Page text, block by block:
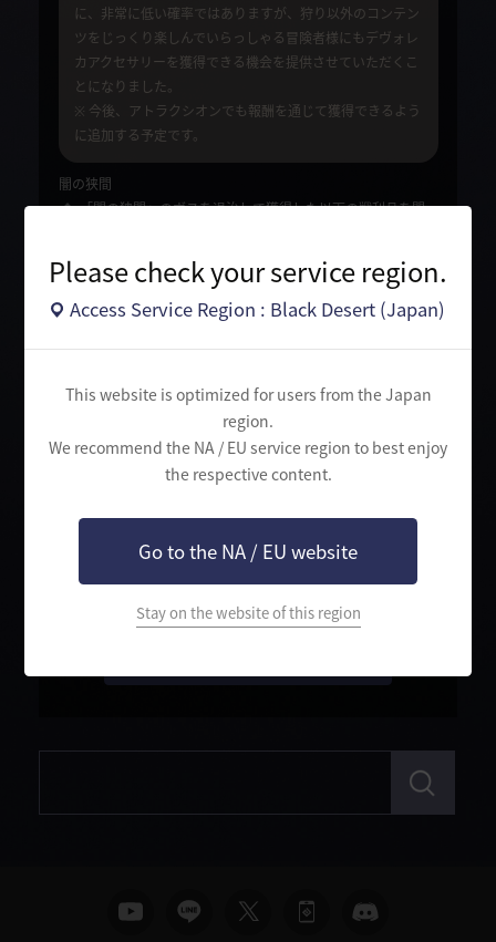
Please check your service region.
Access Service Region : Black Desert (Japan)
This website is optimized for users from the Japan
region.
We recommend the NA / EU service region to best enjoy
the respective content.
Go to the NA / EU website
Stay on the website of this region
に、非常に低い確率ではありますが、狩り以外のコンテン
ツをじっくり楽しんでいらっしゃる冒険者様にもデヴォレ
カアクセサリーを獲得できる機会を提供させていただくこ
とになりました。
※ 今後、アトラクシオンでも報酬を通じて獲得できるよう
に追加する予定です。
闇の狭間
「闇の狭間」のボスを退治して獲得した以下の戦利品を開
獲得できるようになりました。
以下の戦利品箱にアイテムが追加されたことに伴い、獲得
可能な既存アイテムの確率も調整されました。
開封アイテム
追加アイテム
沈黙する亡者の箱
[強化されていない段階のデ
+0 デヴォレカネックレス
+0 デヴォレカリング
※ この事項に関するアップデート以前に獲得したアイテムで